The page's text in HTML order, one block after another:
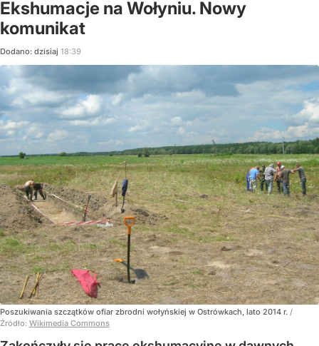
Ekshumacje na Wołyniu. Nowy
komunikat
Dodano: dzisiaj 18:39
Poszukiwania szczątków ofiar zbrodni wołyńskiej w Ostrówkach, lato 2014 r. /
Źródło: Wikimedia Commons